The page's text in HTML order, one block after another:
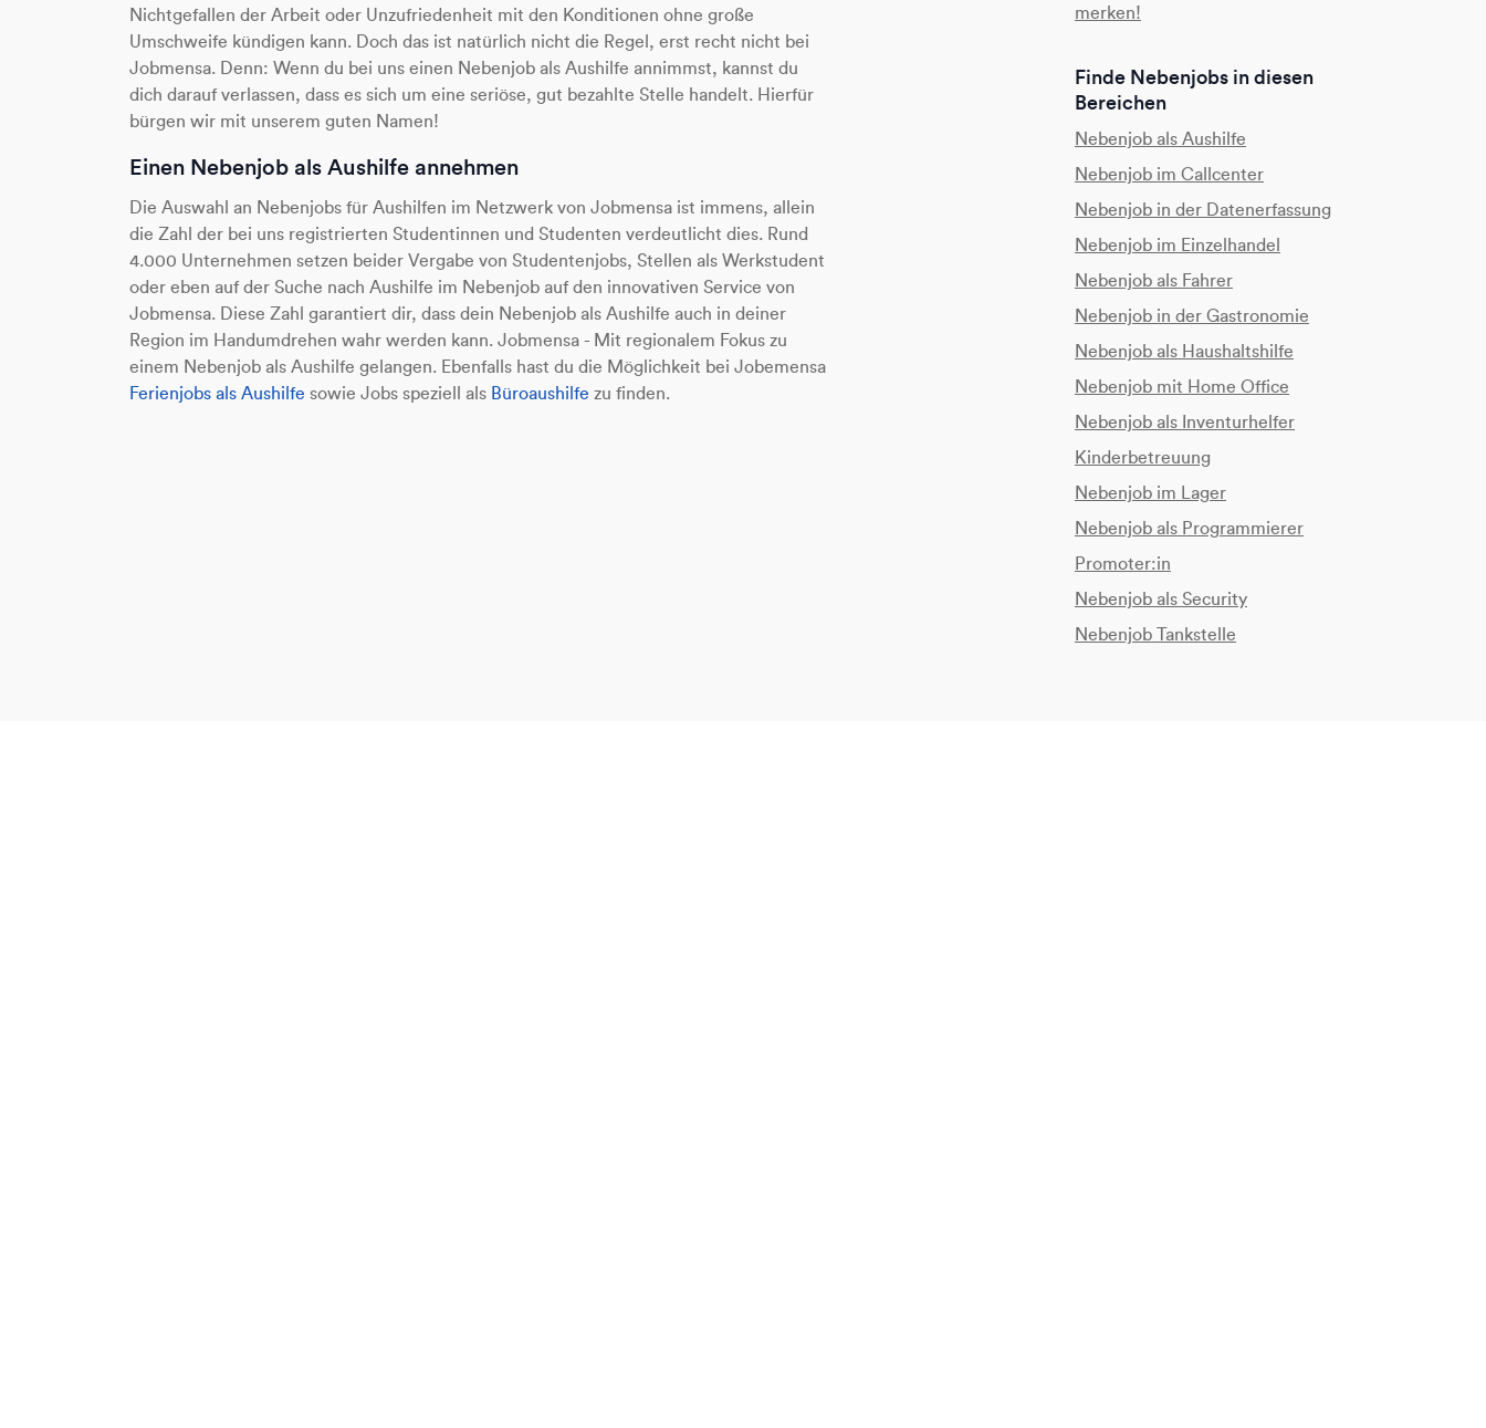
Nichtgefallen der Arbeit oder Unzufriedenheit mit den Konditionen ohne große
Umschweife kündigen kann. Doch das ist natürlich nicht die Regel, erst recht nicht bei
Jobmensa. Denn: Wenn du bei uns einen Nebenjob als Aushilfe annimmst, kannst du
dich darauf verlassen, dass es sich um eine seriöse, gut bezahlte Stelle handelt. Hierfür
bürgen wir mit unserem guten Namen!
Einen Nebenjob als Aushilfe annehmen
Die Auswahl an Nebenjobs für Aushilfen im Netzwerk von Jobmensa ist immens, allein
die Zahl der bei uns registrierten Studentinnen und Studenten verdeutlicht dies. Rund
4.000 Unternehmen setzen beider Vergabe von Studentenjobs, Stellen als Werkstudent
oder eben auf der Suche nach Aushilfe im Nebenjob auf den innovativen Service von
Jobmensa. Diese Zahl garantiert dir, dass dein Nebenjob als Aushilfe auch in deiner
Region im Handumdrehen wahr werden kann. Jobmensa - Mit regionalem Fokus zu
einem Nebenjob als Aushilfe gelangen. Ebenfalls hast du die Möglichkeit bei Jobemensa
Ferienjobs als Aushilfe sowie Jobs speziell als Büroaushilfe zu finden.
merken!
Finde Nebenjobs in diesen
Bereichen
Nebenjob als Aushilfe
Nebenjob im Callcenter
Nebenjob in der Datenerfassung
Nebenjob im Einzelhandel
Nebenjob als Fahrer
Nebenjob in der Gastronomie
Nebenjob als Haushaltshilfe
Nebenjob mit Home Office
Nebenjob als Inventurhelfer
Kinderbetreuung
Nebenjob im Lager
Nebenjob als Programmierer
Promoter:in
Nebenjob als Security
Nebenjob Tankstelle